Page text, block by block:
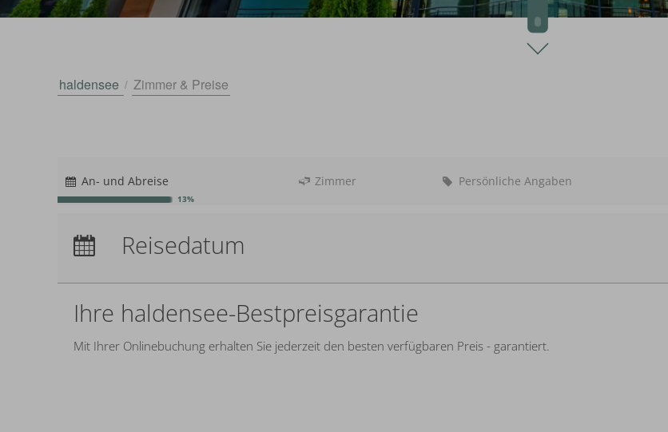
haldensee Zimmer & Preise
An- und Abreise Zimmer Persönliche Angaben
13%
Übernachtungen:
Reisedatum
Ihre haldensee-Bestpreisgarantie
Mit Ihrer Onlinebuchung erhalten Sie jederzeit den besten verfügbaren Preis - garantiert.